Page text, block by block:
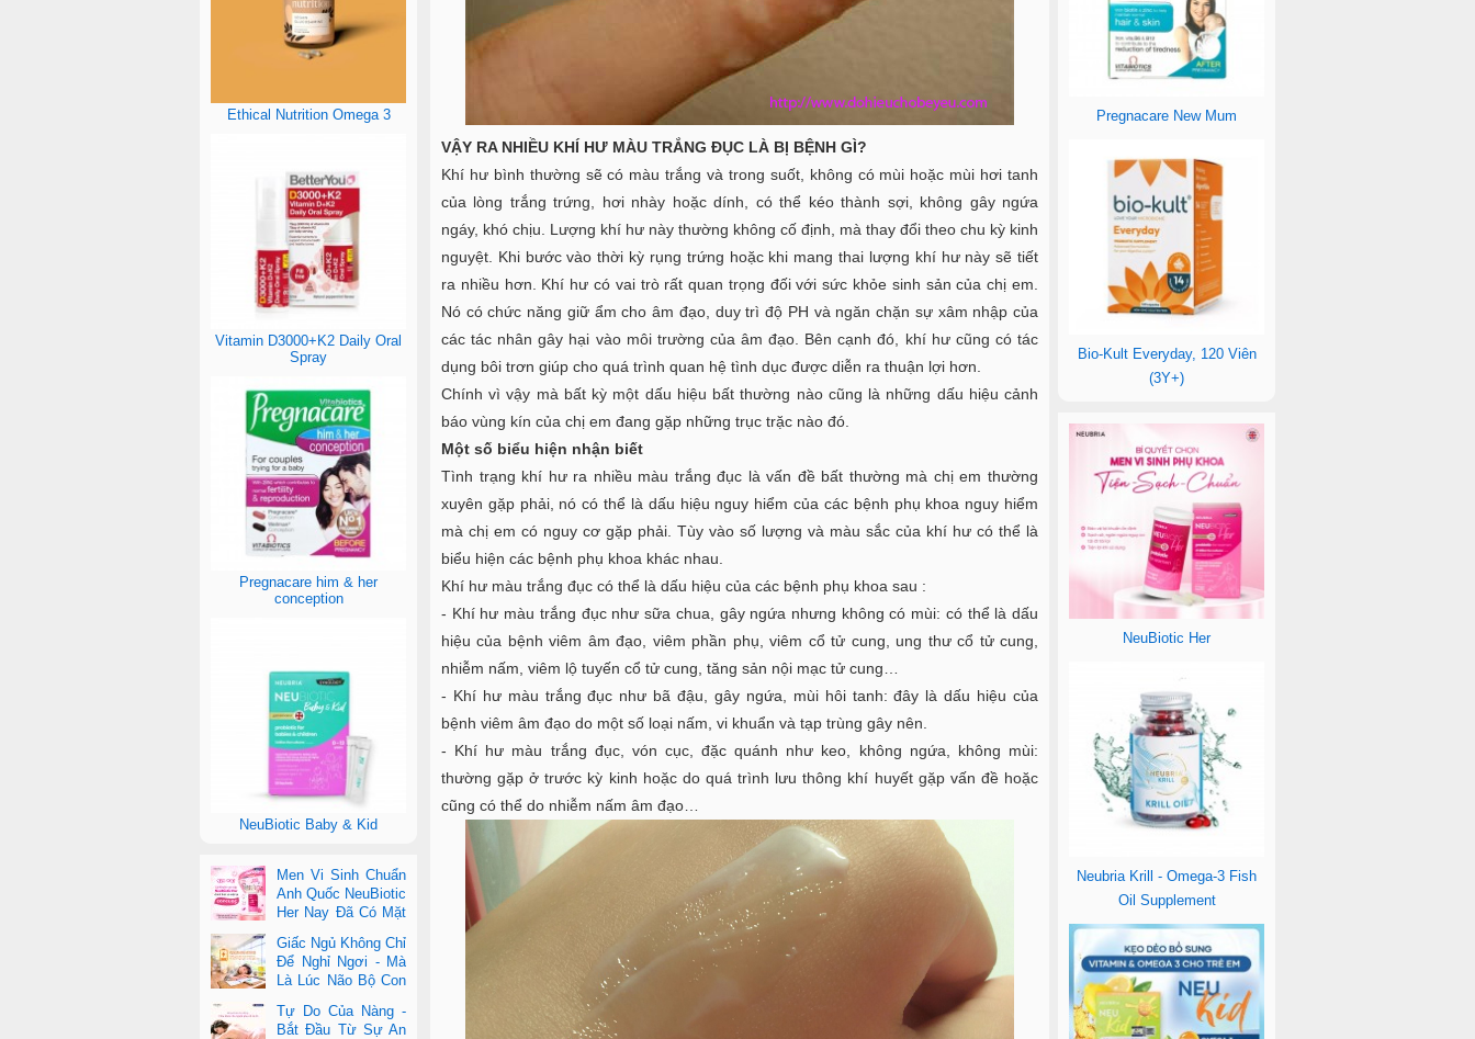
VẬY RA NHIỀU KHÍ HƯ MÀU TRẮNG ĐỤC LÀ BỊ BỆNH GÌ?
Khí hư bình thường sẽ có màu trắng và trong suốt, không có mùi hoặc mùi hơi tanh
của lòng trắng trứng, hơi nhày hoặc dính, có thể kéo thành sợi, không gây ngứa
ngáy, khó chịu. Lượng khí hư này thường không cố định, mà thay đổi theo chu kỳ kinh
nguyệt. Khi bước vào thời kỳ rụng trứng hoặc khi mang thai lượng khí hư này sẽ tiết
ra nhiều hơn. Khí hư có vai trò rất quan trọng đối với sức khỏe sinh sản của chị em.
Nó có chức năng giữ ẩm cho âm đạo, duy trì độ PH và ngăn chặn sự xâm nhập của
các tác nhân gây hại vào môi trường của âm đạo. Bên cạnh đó, khí hư cũng có tác
dụng bôi trơn giúp cho quá trình quan hệ tình dục được diễn ra thuận lợi hơn.
Chính vì vậy mà bất kỳ một dấu hiệu bất thường nào cũng là những dấu hiệu cảnh
báo vùng kín của chị em đang gặp những trục trặc nào đó.
Một số biểu hiện nhận biết
Tình trạng khí hư ra nhiều màu trắng đục là vấn đề bất thường mà chị em thường
xuyên gặp phải, nó có thể là dấu hiệu nguy hiểm của các bệnh phụ khoa nguy hiểm
mà chị em có nguy cơ gặp phải. Tùy vào số lượng và màu sắc của khí hư có thể là
biểu hiện các bệnh phụ khoa khác nhau.
Khí hư màu trắng đục có thể là dấu hiệu của các bệnh phụ khoa sau :
- Khí hư màu trắng đục như sữa chua, gây ngứa nhưng không có mùi: có thể là dấu
hiệu của bệnh viêm âm đạo, viêm phần phụ, viêm cổ tử cung, ung thư cổ tử cung,
nhiễm nấm, viêm lộ tuyến cổ tử cung, tăng sản nội mạc tử cung…
- Khí hư màu trắng đục như bã đậu, gây ngứa, mùi hôi tanh: đây là dấu hiệu của
bệnh viêm âm đạo do một số loại nấm, vi khuẩn và tạp trùng gây nên.
- Khí hư màu trắng đục, vón cục, đặc quánh như keo, không ngứa, không mùi:
thường gặp ở trước kỳ kinh hoặc do quá trình lưu thông khí huyết gặp vấn đề hoặc
cũng có thể do nhiễm nấm âm đạo…
Pregnacare New Mum
Bio-Kult Everyday, 120 Viên
(3Y+)
NeuBiotic Her
Neubria Krill - Omega-3 Fish
Oil Supplement
Ethical Nutrition Omega 3
Vitamin D3000+K2 Daily Oral
Spray
Pregnacare him & her
conception
NeuBiotic Baby & Kid
Men Vi Sinh Chuẩn
Anh Quốc NeuBiotic
Her Nay Đã Có Mặt
Quốc
Giấc Ngủ Không Chỉ
Để Nghỉ Ngơi - Mà
Là Lúc Não Bộ Con
Tự Do Của Nàng -
Bắt Đầu Từ Sự An